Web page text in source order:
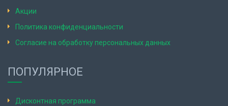
Акции
Политика конфиденциальности
Согласие на обработку персональных данных
ПОПУЛЯРНОЕ
Дисконтная программа